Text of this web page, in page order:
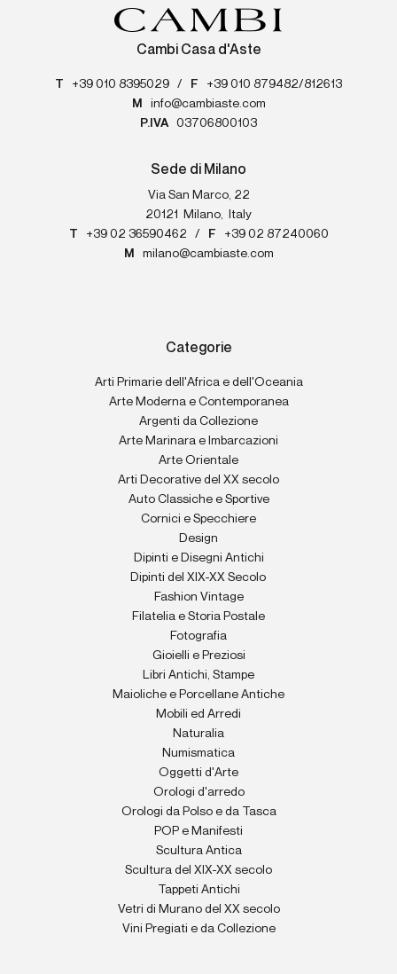
Cambi Casa d'Aste
T +39 010 8395029 / F
+39 010 879482/812613
M
info@cambiaste.com
P.IVA
03706800103
Sede di Milano
Via San Marco, 22
20121
Milano,
Italy
T
+39 02 36590462 / F
+39 02 87240060
M
milano@cambiaste.com
Categorie
Arti Primarie dell'Africa e dell'Oceania
Arte Moderna e Contemporanea
Argenti da Collezione
Arte Marinara e Imbarcazioni
Arte Orientale
Arti Decorative del XX secolo
Auto Classiche e Sportive
Cornici e Specchiere
Design
Dipinti e Disegni Antichi
Dipinti del XIX-XX Secolo
Fashion Vintage
Filatelia e Storia Postale
Fotografia
Gioielli e Preziosi
Libri Antichi, Stampe
Maioliche e Porcellane Antiche
Mobili ed Arredi
Naturalia
Numismatica
Oggetti d'Arte
Orologi d'arredo
Orologi da Polso e da Tasca
POP e Manifesti
Scultura Antica
Scultura del XIX-XX secolo
Tappeti Antichi
Vetri di Murano del XX secolo
Vini Pregiati e da Collezione